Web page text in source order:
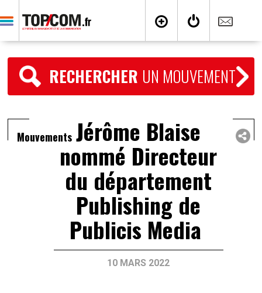
RECHERCHER UN MOUVEMENT
Mouvements Jérôme Blaise
nommé Directeur
du département
Publishing de
Publicis Media
10 MARS 2022